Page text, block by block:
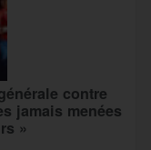
contre
jamais menées
»